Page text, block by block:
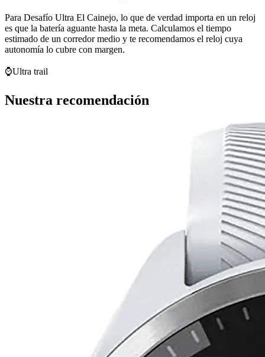
Para Desafío Ultra El Cainejo, lo que de verdad importa en un reloj
es que la batería aguante hasta la meta. Calculamos el tiempo
estimado de un corredor medio y te recomendamos el reloj cuya
autonomía lo cubre con margen.
⌚Ultra trail
Nuestra recomendación